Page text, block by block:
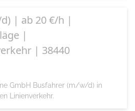
| ab 20 €/h |
|
| 38440
GmbH Busfahrer (m/w/d) in
Linienverkehr.